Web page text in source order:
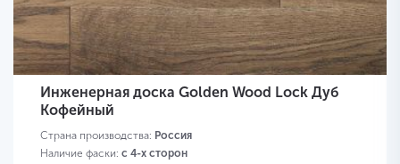
Инженерная доска Golden Wood Lock Дуб
Кофейный
Страна производства: Россия
Наличие фаски: с 4-х сторон